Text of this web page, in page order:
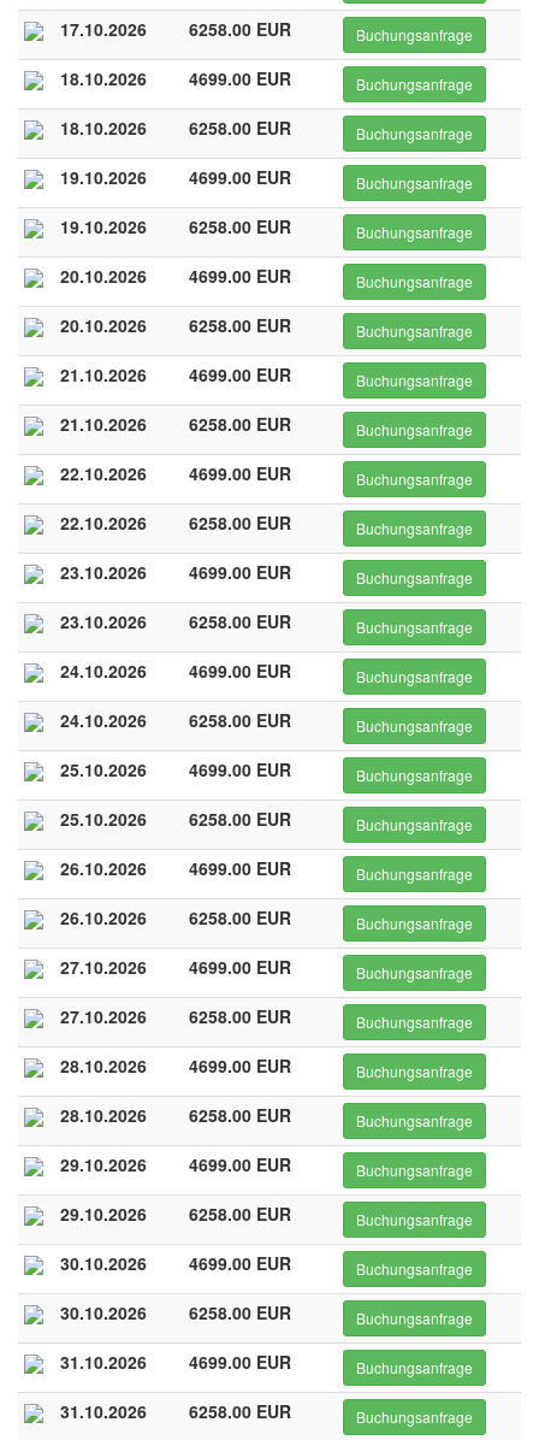
17.10.2026 6258.00 EUR Buchungsanfrage
18.10.2026 4699.00 EUR Buchungsanfrage
18.10.2026 6258.00 EUR Buchungsanfrage
19.10.2026 4699.00 EUR Buchungsanfrage
19.10.2026 6258.00 EUR Buchungsanfrage
20.10.2026 4699.00 EUR Buchungsanfrage
20.10.2026 6258.00 EUR Buchungsanfrage
21.10.2026 4699.00 EUR Buchungsanfrage
21.10.2026 6258.00 EUR Buchungsanfrage
22.10.2026 4699.00 EUR Buchungsanfrage
22.10.2026 6258.00 EUR Buchungsanfrage
23.10.2026 4699.00 EUR Buchungsanfrage
23.10.2026 6258.00 EUR Buchungsanfrage
24.10.2026 4699.00 EUR Buchungsanfrage
24.10.2026 6258.00 EUR Buchungsanfrage
25.10.2026 4699.00 EUR Buchungsanfrage
25.10.2026 6258.00 EUR Buchungsanfrage
26.10.2026 4699.00 EUR Buchungsanfrage
26.10.2026 6258.00 EUR Buchungsanfrage
27.10.2026 4699.00 EUR Buchungsanfrage
27.10.2026 6258.00 EUR Buchungsanfrage
28.10.2026 4699.00 EUR Buchungsanfrage
28.10.2026 6258.00 EUR Buchungsanfrage
29.10.2026 4699.00 EUR Buchungsanfrage
29.10.2026 6258.00 EUR Buchungsanfrage
30.10.2026 4699.00 EUR Buchungsanfrage
30.10.2026 6258.00 EUR Buchungsanfrage
31.10.2026 4699.00 EUR Buchungsanfrage
31.10.2026 6258.00 EUR Buchungsanfrage